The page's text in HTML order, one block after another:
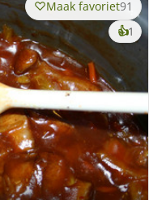
Maak favoriet91
👍1